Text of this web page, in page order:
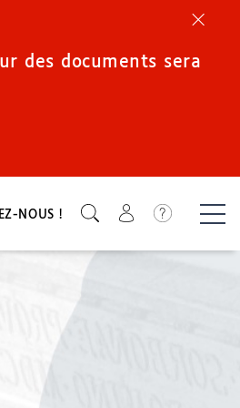
des documents sera
NOUS ! Icone de